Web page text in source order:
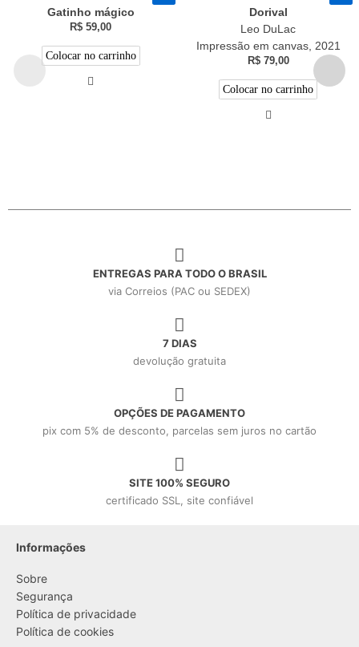
Gatinho mágico
R$ 59,00
Colocar no carrinho
Dorival
Leo DuLac
Impressão em canvas, 2021
R$79,00
Colocar no carrinho
ENTREGAS PARA TODO O BRASIL
via Correios (PAC ou SEDEX)
7 DIAS
devolução gratuita
OPÇÕES DE PAGAMENTO
pix com 5% de desconto, parcelas sem juros no cartão
SITE 100% SEGURO
certificado SSL, site confiável
Informações
Sobre
Segurança
Política de privacidade
Política de cookies